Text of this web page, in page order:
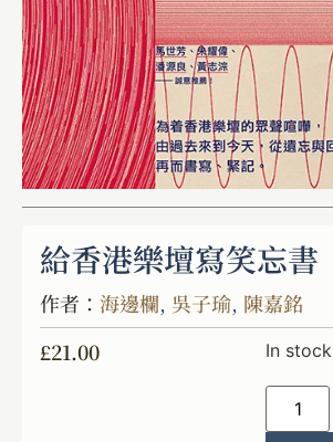
給香港樂壇寫笑忘書
作者： 海邊欄, 吳子瑜, 陳嘉銘
£21.00 In stock